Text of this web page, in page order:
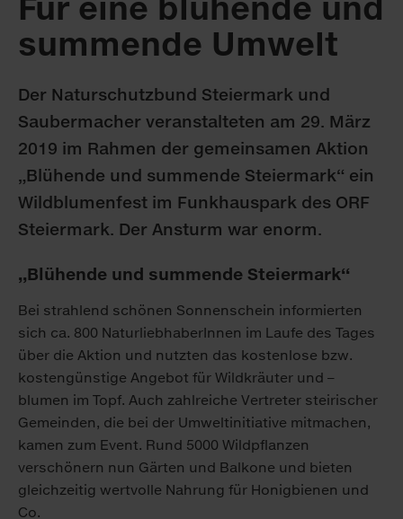
Für eine blühende und
summende Umwelt
Der Naturschutzbund Steiermark und
Saubermacher veranstalteten am 29. März
2019 im Rahmen der gemeinsamen Aktion
„Blühende und summende Steiermark“ ein
Wildblumenfest im Funkhauspark des ORF
Steiermark. Der Ansturm war enorm.
„Blühende und summende Steiermark“
Bei strahlend schönen Sonnenschein informierten
sich ca. 800 NaturliebhaberInnen im Laufe des Tages
über die Aktion und nutzten das kostenlose bzw.
kostengünstige Angebot für Wildkräuter und –
blumen im Topf. Auch zahlreiche Vertreter steirischer
Gemeinden, die bei der Umweltinitiative mitmachen,
kamen zum Event. Rund 5000 Wildpflanzen
verschönern nun Gärten und Balkone und bieten
gleichzeitig wertvolle Nahrung für Honigbienen und
Co.